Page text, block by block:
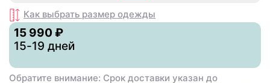
Как выбрать размер одежды
15 990 ₽
15-19 дней
Обратите внимание: Срок доставки указан до